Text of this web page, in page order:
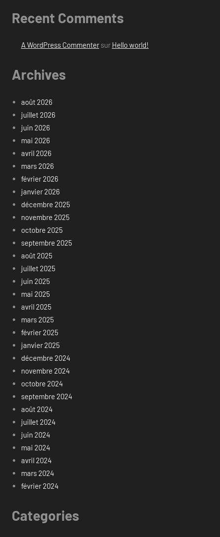
Recent Comments
A WordPress Commentersur Hello world!
Archives
août 2026
juillet 2026
juin 2026
mai 2026
avril 2026
mars 2026
février 2026
janvier 2026
décembre 2025
novembre 2025
octobre 2025
septembre 2025
août 2025
juillet 2025
juin 2025
mai 2025
avril 2025
mars 2025
février 2025
janvier 2025
décembre 2024
novembre 2024
octobre 2024
septembre 2024
août 2024
juillet 2024
juin 2024
mai 2024
avril 2024
mars 2024
février 2024
Categories